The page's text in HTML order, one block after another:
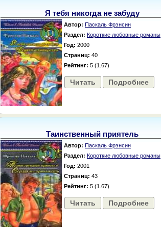
Я тебя никогда не забуду
Автор: Паскаль Фрэнсин
Раздел: Короткие любовные романы
Год: 2000
Страниц: 40
Рейтинг: 5 (1.67)
Читать Подробнее
Таинственный приятель
Автор: Паскаль Фрэнсин
Раздел: Короткие любовные романы
Год: 2001
Страниц: 43
Рейтинг: 5 (1.67)
Читать Подробнее